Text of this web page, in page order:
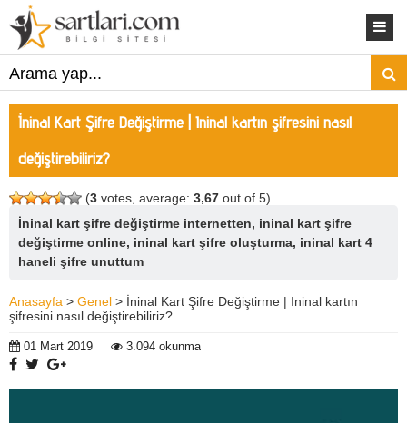
İninal Kart Şifre Değiştirme | Ininal kartın şifresini nasıl
değiştirebiliriz?
(3 votes, average: 3,67 out of 5)
İninal kart şifre değiştirme internetten, ininal kart şifre
değiştirme online, ininal kart şifre oluşturma, ininal kart 4
haneli şifre unuttum
Anasayfa > Genel > İninal Kart Şifre Değiştirme | Ininal kartın
şifresini nasıl değiştirebiliriz?
01 Mart 2019 3.094 okunma